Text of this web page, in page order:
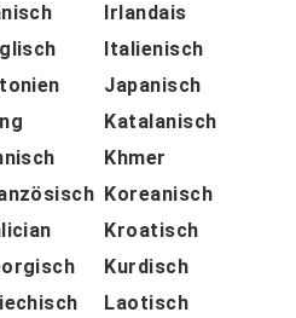
Irlandais
Italienisch
Japanisch
Katalanisch
Khmer
Koreanisch
Kroatisch
Kurdisch
Laotisch